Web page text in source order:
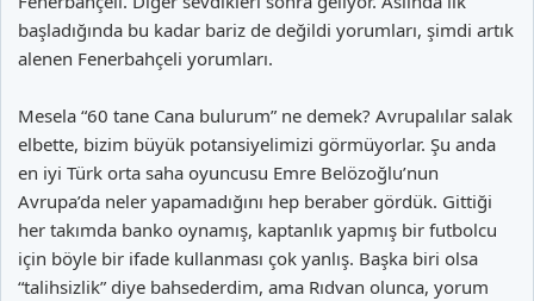
başladığında bu kadar bariz de değildi yorumları, şimdi artık
alenen Fenerbahçeli yorumları.
Mesela “60 tane Cana bulurum” ne demek? Avrupalılar salak
elbette, bizim büyük potansiyelimizi görmüyorlar. Şu anda
en iyi Türk orta saha oyuncusu Emre Belözoğlu’nun
Avrupa’da neler yapamadığını hep beraber gördük. Gittiği
her takımda banko oynamış, kaptanlık yapmış bir futbolcu
için böyle bir ifade kullanması çok yanlış. Başka biri olsa
“talihsizlik” diye bahsederdim, ama Rıdvan olunca, yorum